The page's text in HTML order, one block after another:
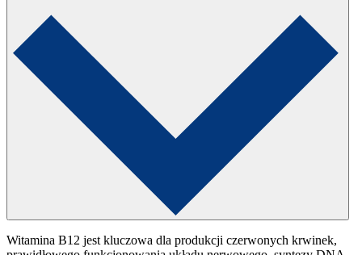
Witamina B12 jest kluczowa dla produkcji czerwonych krwinek,